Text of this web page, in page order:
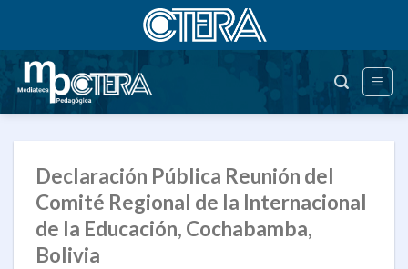
contenido
Declaración Pública Reunión del
Comité Regional de la Internacional
de la Educación, Cochabamba,
Bolivia